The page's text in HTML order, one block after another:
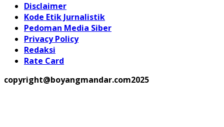
Disclaimer
Kode Etik Jurnalistik
Pedoman Media Siber
Privacy Policy
Redaksi
Rate Card
copyright@boyangmandar.com2025